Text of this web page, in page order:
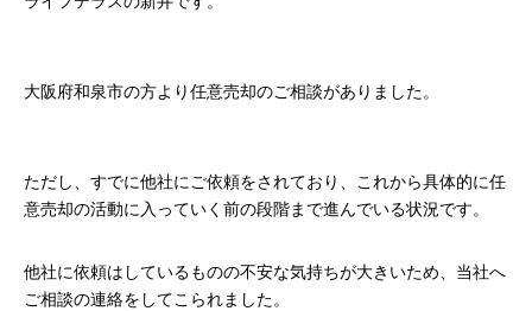
大阪府和泉市の方より任意売却のご相談がありました。
ただし、すでに他社にご依頼をされており、これから具体的に任
意売却の活動に入っていく前の段階まで進んでいる状況です。
他社に依頼はしているものの不安な気持ちが大きいため、当社へ
ご相談の連絡をしてこられました。